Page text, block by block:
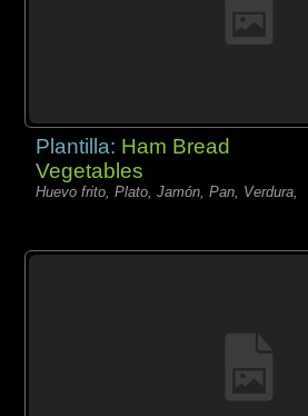
Plantilla: Ham Bread
Vegetables
Huevo frito, Plato, Jamón, Pan, Verdura,